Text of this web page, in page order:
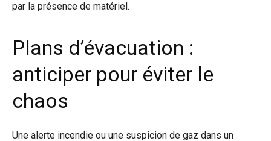
par la présence de matériel.
Plans d’évacuation :
anticiper pour éviter le
chaos
Une alerte incendie ou une suspicion de gaz dans un